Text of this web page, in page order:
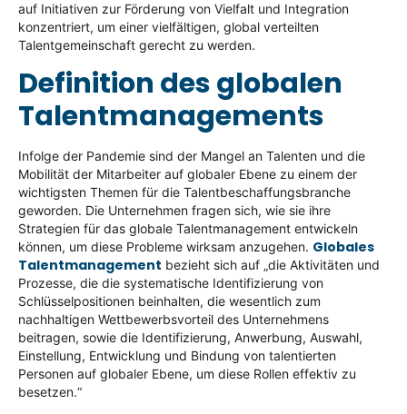
auf Initiativen zur Förderung von Vielfalt und Integration
konzentriert, um einer vielfältigen, global verteilten
Talentgemeinschaft gerecht zu werden.
Definition des globalen
Talentmanagements
Infolge der Pandemie sind der Mangel an Talenten und die
Mobilität der Mitarbeiter auf globaler Ebene zu einem der
wichtigsten Themen für die Talentbeschaffungsbranche
geworden. Die Unternehmen fragen sich, wie sie ihre
Strategien für das globale Talentmanagement entwickeln
können, um diese Probleme wirksam anzugehen. Globales
Talentmanagement bezieht sich auf „die Aktivitäten und
Prozesse, die die systematische Identifizierung von
Schlüsselpositionen beinhalten, die wesentlich zum
nachhaltigen Wettbewerbsvorteil des Unternehmens
beitragen, sowie die Identifizierung, Anwerbung, Auswahl,
Einstellung, Entwicklung und Bindung von talentierten
Personen auf globaler Ebene, um diese Rollen effektiv zu
besetzen.“